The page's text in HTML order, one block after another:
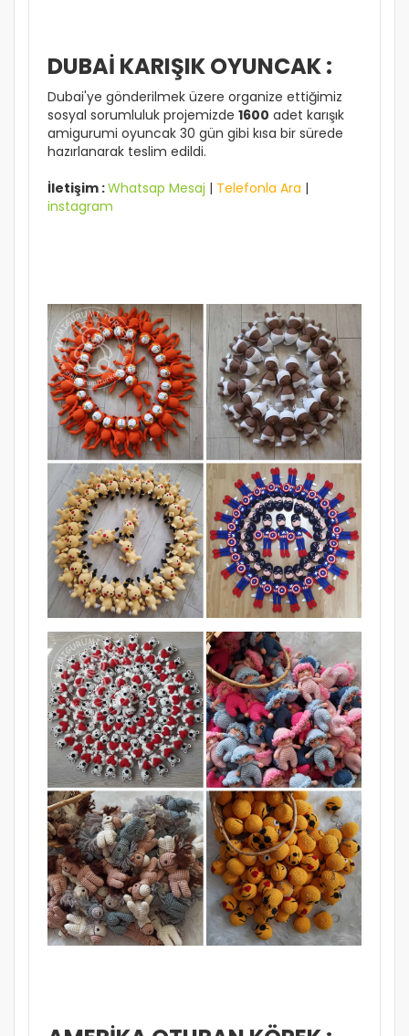
DUBAİ KARIŞIK OYUNCAK :
Dubai'ye gönderilmek üzere organize ettiğimiz
sosyal sorumluluk projemizde 1600 adet karışık
amigurumi oyuncak 30 gün gibi kısa bir sürede
hazırlanarak teslim edildi.
İletişim :Whatsap Mesaj | Telefonla Ara |
instagram